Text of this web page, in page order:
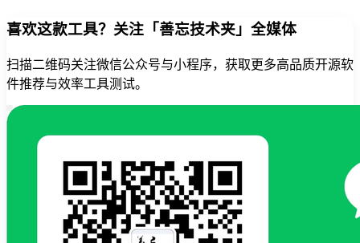
喜欢这款工具？关注「善忘技术夹」全媒体
扫描二维码关注微信公众号与小程序，获取更多高品质开源软
件推荐与效率工具测试。